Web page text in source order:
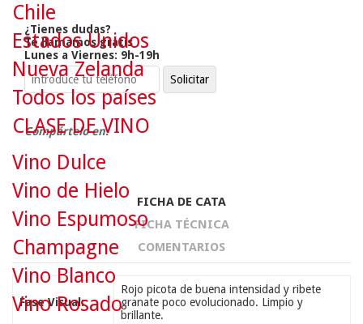
¿Tienes dudas?
Te llamamos gratis
Lunes a Viernes: 9h-19h
Compártelo en:
FICHA DE CATA
FICHA TÉCNICA
COMENTARIOS
Fase Visual:
Rojo picota de buena intensidad y ribete
granate poco evolucionado. Limpio y
brillante.
Chile
Estados Unidos
Nueva Zelanda
Todos los países
CLASE DE VINO
Vino Dulce
Vino de Hielo
Vino Espumoso
Champagne
Vino Blanco
Vino Rosado